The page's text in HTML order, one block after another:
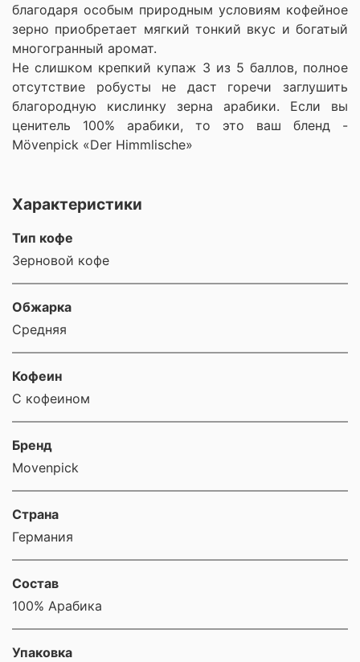
благодаря особым природным условиям кофейное
зерно приобретает мягкий тонкий вкус и богатый
многогранный аромат.
Не слишком крепкий купаж 3 из 5 баллов, полное
отсутствие робусты не даст горечи заглушить
благородную кислинку зерна арабики. Если вы
ценитель 100% арабики, то это ваш бленд -
Mövenpick «Der Himmlische»
Характеристики
Тип кофе
Зерновой кофе
Обжарка
Средняя
Кофеин
С кофеином
Бренд
Movenpick
Страна
Германия
Состав
100% Арабика
Упаковка